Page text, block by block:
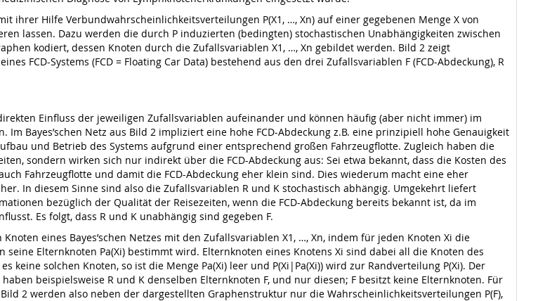
ihrer Hilfe Verbundwahrscheinlichkeitsverteilungen P(X1, …, Xn) auf einer gegebenen Menge X von
lassen. Dazu werden die durch P induzierten (bedingten) stochastischen Unabhängigkeiten zwischen
kodiert, dessen Knoten durch die Zufallsvariablen X1, …, Xn gebildet werden. Bild 2 zeigt
FCD-Systems (FCD = Floating Car Data) bestehend aus den drei Zufallsvariablen F (FCD-Abdeckung), R
Einfluss der jeweiligen Zufallsvariablen aufeinander und können häufig (aber nicht immer) im
Bayes’schen Netz aus Bild 2 impliziert eine hohe FCD-Abdeckung z.B. eine prinzipiell hohe Genauigkeit
und Betrieb des Systems aufgrund einer entsprechend großen Fahrzeugflotte. Zugleich haben die
sondern wirken sich nur indirekt über die FCD-Abdeckung aus: Sei etwa bekannt, dass die Kosten des
Fahrzeugflotte und damit die FCD-Abdeckung eher klein sind. Dies wiederum macht eine eher
In diesem Sinne sind also die Zufallsvariablen R und K stochastisch abhängig. Umgekehrt liefert
bezüglich der Qualität der Reisezeiten, wenn die FCD-Abdeckung bereits bekannt ist, da im
Es folgt, dass R und K unabhängig sind gegeben F.
eines Bayes’schen Netzes mit den Zufallsvariablen X1, …, Xn, indem für jeden Knoten Xi die
seine Elternknoten Pa(Xi) bestimmt wird. Elternknoten eines Knotens Xi sind dabei all die Knoten des
keine solchen Knoten, so ist die Menge Pa(Xi) leer und P(Xi|Pa(Xi)) wird zur Randverteilung P(Xi). Der
beispielsweise R und K denselben Elternknoten F, und nur diesen; F besitzt keine Elternknoten. Für
2 werden also neben der dargestellten Graphenstruktur nur die Wahrscheinlichkeitsverteilungen P(F),